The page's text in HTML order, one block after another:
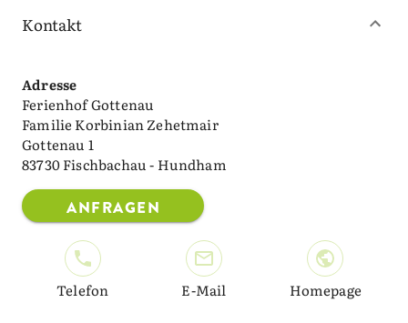
Kontakt
Adresse
Ferienhof Gottenau
Familie Korbinian Zehetmair
Gottenau 1
83730 Fischbachau - Hundham
ANFRAGEN
Telefon E-Mail Homepage